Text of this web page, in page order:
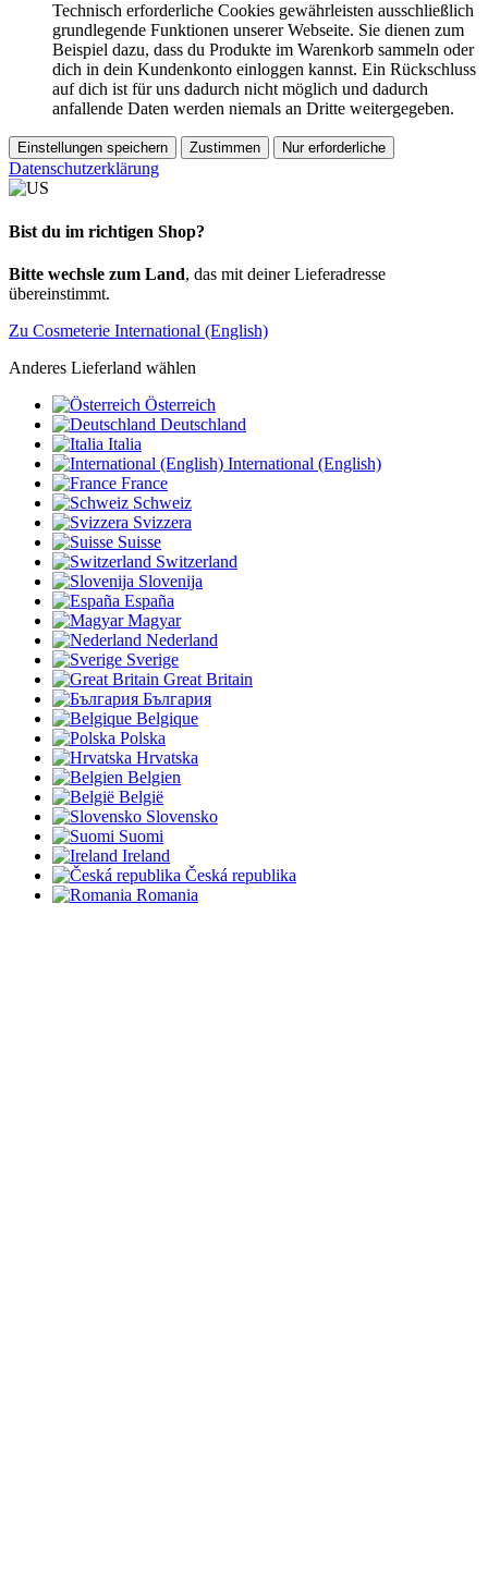
Technisch erforderliche Cookies gewährleisten ausschließlich
grundlegende Funktionen unserer Webseite. Sie dienen zum
Beispiel dazu, dass du Produkte im Warenkorb sammeln oder
dich in dein Kundenkonto einloggen kannst. Ein Rückschluss
auf dich ist für uns dadurch nicht möglich und dadurch
anfallende Daten werden niemals an Dritte weitergegeben.
Einstellungen speichern Zustimmen Nur erforderliche
Datenschutzerklärung
Bist du im richtigen Shop?
Bitte wechsle zum Land, das mit deiner Lieferadresse
übereinstimmt.
Zu Cosmeterie International (English)
Anderes Lieferland wählen
Österreich
Deutschland
Italia
International (English)
France
Schweiz
Svizzera
Suisse
Switzerland
Slovenija
España
Magyar
Nederland
Sverige
Great Britain
България
Belgique
Polska
Hrvatska
Belgien
België
Slovensko
Suomi
Ireland
Česká republika
Romania